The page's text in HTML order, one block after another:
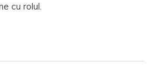
cu rolul.